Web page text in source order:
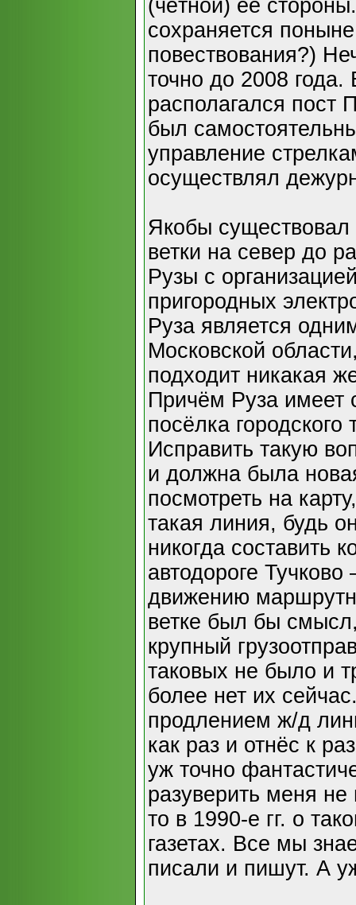
(чётной) её
сохраняется
повествования?)
точно до 2008
располагался пост
был
управление
осуществлял
Якобы существовал
ветки на север до
Рузы с
пригородных
Руза является
Московской
подходит никакая
Причём Руза имеет
посёлка
Исправить такую
и должна была
посмотреть на
такая линия, будь
никогда составить
автодороге
движению
ветке был бы
крупный
таковых не было и
более нет их
продлением ж/д
как раз и отнёс к
уж точно
разуверить меня
то в 1990-е гг. о
газетах. Все мы
писали и пишут. А